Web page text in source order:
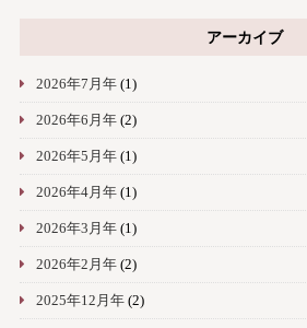
アーカイブ
2026年7月年(1)
2026年6月年(2)
2026年5月年(1)
2026年4月年(1)
2026年3月年(1)
2026年2月年(2)
2025年12月年(2)